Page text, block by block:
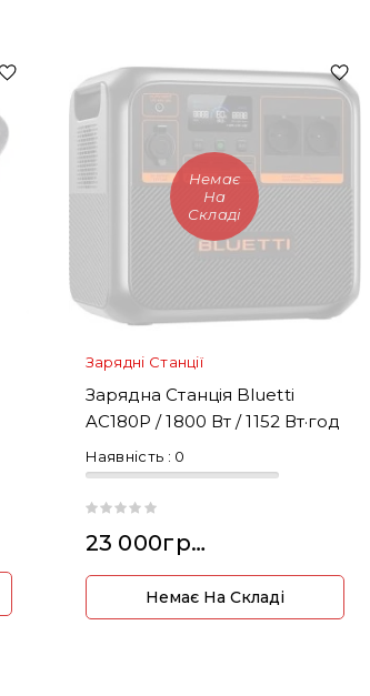
Немає
На
Складі
Зарядні Станції
Зарядна Станція Bluetti
AC180P / 1800 Вт / 1152 Вт·год
Наявність : 0
23 000грн.
Немає На Складі